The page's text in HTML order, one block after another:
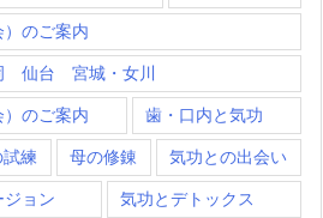
のご案内
台 宮城・女川
のご案内 歯・口内と気功
練 母の修錬 気功との出会い
ョン 気功とデトックス